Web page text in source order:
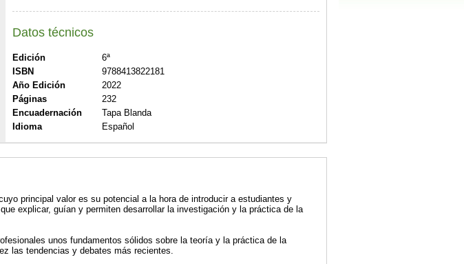
Datos técnicos
Edición
6ª
ISBN
9788413822181
Año Edición
2022
Páginas
232
Encuadernación
Tapa Blanda
Idioma
Español
principal valor es su potencial a la hora de introducir a estudiantes y
explicar, guían y permiten desarrollar la investigación y la práctica de la
unos fundamentos sólidos sobre la teoría y la práctica de la
las tendencias y debates más recientes.